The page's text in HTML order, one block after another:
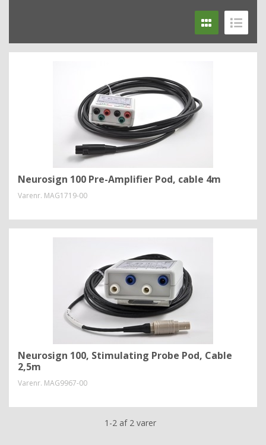
Neurosign 100 Pre-Amplifier Pod, cable 4m
Varenr. MAG1719-00
Neurosign 100, Stimulating Probe Pod, Cable
2,5m
Varenr. MAG9967-00
1-2 af 2 varer